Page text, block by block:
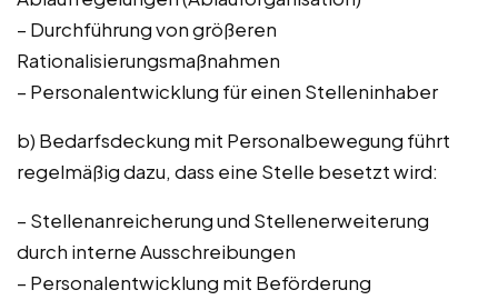
– Durchführung von größeren
Rationalisierungsmaßnahmen
– Personalentwicklung für einen Stelleninhaber
b) Bedarfsdeckung mit Personalbewegung führt
regelmäßig dazu, dass eine Stelle besetzt wird:
– Stellenanreicherung und Stellenerweiterung
durch interne Ausschreibungen
– Personalentwicklung mit Beförderung